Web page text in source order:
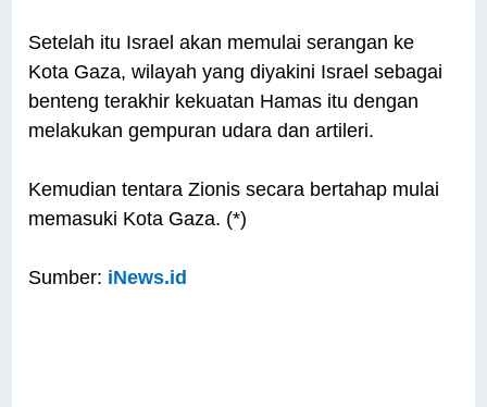
Setelah itu Israel akan memulai serangan ke
Kota Gaza, wilayah yang diyakini Israel sebagai
benteng terakhir kekuatan Hamas itu dengan
melakukan gempuran udara dan artileri.
Kemudian tentara Zionis secara bertahap mulai
memasuki Kota Gaza. (*)
Sumber: iNews.id